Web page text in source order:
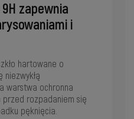
zapewnia
i
hartowane o
niezwykłą
warstwa ochronna
rozpadaniem się
pęknięcia.